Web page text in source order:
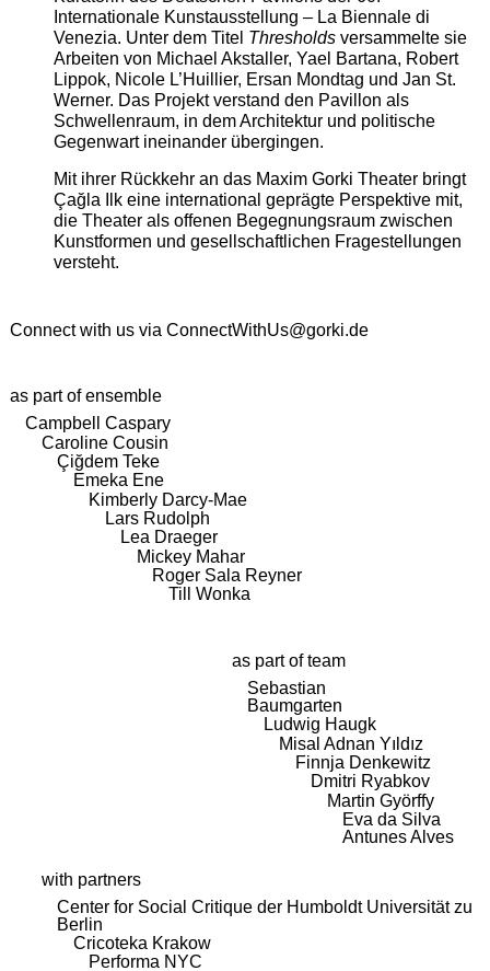
Internationale Kunstausstellung – La Biennale di
Venezia. Unter dem Titel Thresholdsversammelte sie
Arbeiten von Michael Akstaller, Yael Bartana, Robert
Lippok, Nicole L’Huillier, Ersan Mondtag und Jan St.
Werner. Das Projekt verstand den Pavillon als
Schwellenraum, in dem Architektur und politische
Gegenwart ineinander übergingen.
Mit ihrer Rückkehr an das Maxim Gorki Theater bringt
Çağla Ilk eine international geprägte Perspektive mit,
die Theater als offenen Begegnungsraum zwischen
Kunstformen und gesellschaftlichen Fragestellungen
versteht.
Connect with us via ConnectWithUs@gorki.de
as part of ensemble
Campbell Caspary
Caroline Cousin
Çiğdem Teke
Emeka Ene
Kimberly Darcy-Mae
Lars Rudolph
Lea Draeger
Mickey Mahar
Roger Sala Reyner
Till Wonka
as part of team
Sebastian
Baumgarten
Ludwig Haugk
Misal Adnan Yıldız
Finnja Denkewitz
Dmitri Ryabkov
Martin Györffy
Eva da Silva
Antunes Alves
with partners
Center for Social Critique der Humboldt Universität zu
Berlin
Cricoteka Krakow
Performa NYC